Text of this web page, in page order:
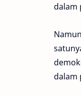
dalam
dalam